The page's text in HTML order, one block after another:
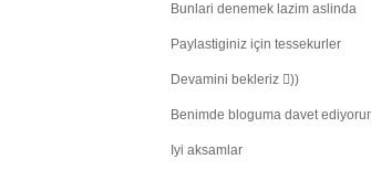
Bunlari denemek lazim aslinda
Paylastiginiz için tessekurler
Devamini bekleriz ))
Benimde bloguma davet
Iyi aksamlar